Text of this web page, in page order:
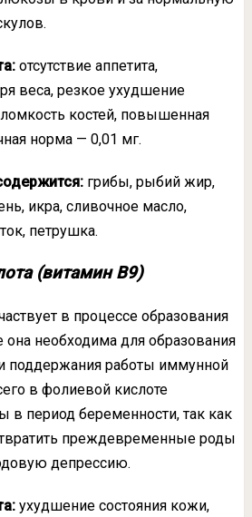
отсутствие аппетита,
веса, резкое ухудшение
костей, повышенная
норма — 0,01 мг.
грибы, рыбий жир,
икра, сливочное масло,
петрушка.
(витамин B9)
в процессе образования
она необходима для образования
поддержания работы иммунной
в фолиевой кислоте
период беременности, так как
преждевременные роды
депрессию.
ухудшение состояния кожи,